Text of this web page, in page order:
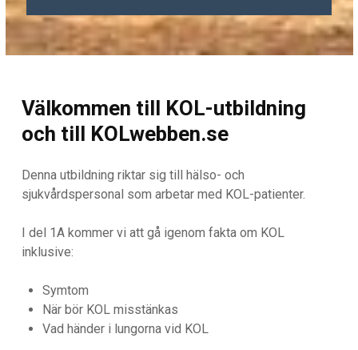
Välkommen till KOL-utbildning
och till KOLwebben.se
Denna utbildning riktar sig till hälso- och
sjukvårdspersonal som arbetar med KOL-patienter.
I del 1A kommer vi att gå igenom fakta om KOL
inklusive:
Symtom
När bör KOL misstänkas
Vad händer i lungorna vid KOL